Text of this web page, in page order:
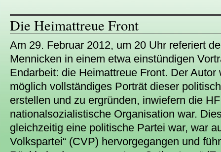
Die Heimattreue Front
Am 29. Februar 2012, um 20 Uhr referiert
Mennicken in einem etwa einstündigen
Endarbeit: die Heimattreue Front. Der
möglich vollständiges Porträt dieser
erstellen und zu ergründen, inwiefern die
nationalsozialistische Organisation war.
gleichzeitig eine politische Partei war, war
Volkspartei“ (CVP) hervorgegangen und